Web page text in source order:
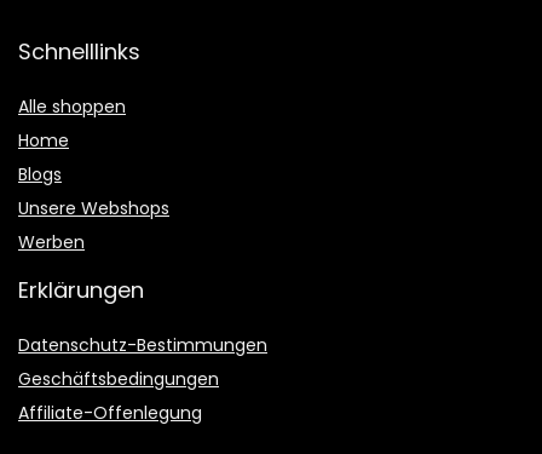
Schnelllinks
Alle shoppen
Home
Blogs
Unsere Webshops
Werben
Erklärungen
Datenschutz-Bestimmungen
Geschäftsbedingungen
Affiliate-Offenlegung